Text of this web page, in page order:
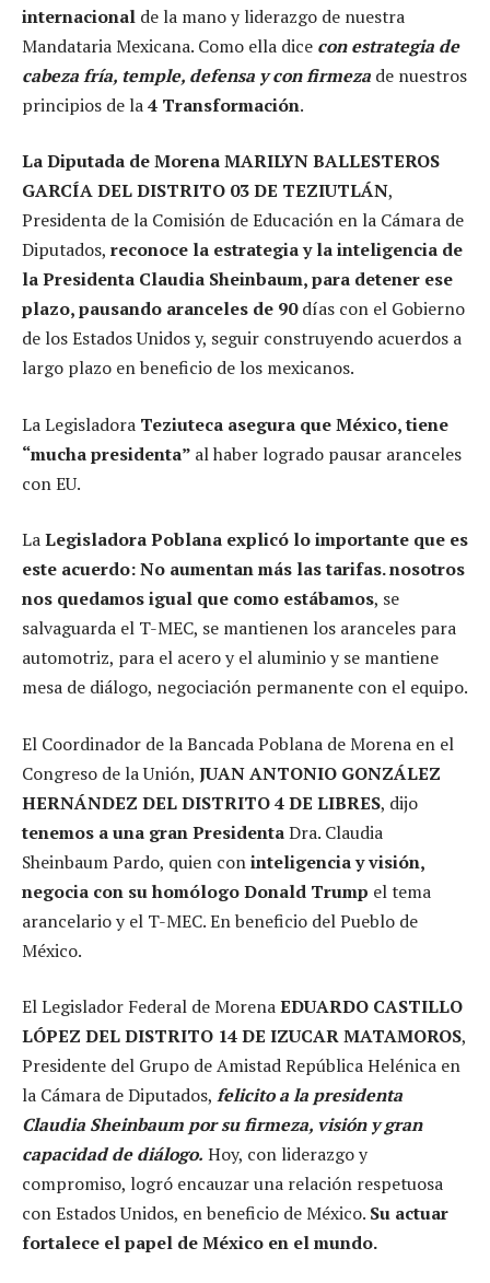
internacional de la mano y liderazgo de nuestra
Mandataria Mexicana. Como ella dice con estrategia de
cabeza fría, temple, defensa y con firmeza de nuestros
principios de la4 Transformación.
La Diputada de Morena MARILYN BALLESTEROS
GARCÍA DEL DISTRITO 03 DE TEZIUTLÁN,
Presidenta de la Comisión de Educación en la Cámara de
Diputados, reconoce la estrategia y la inteligencia de
la Presidenta Claudia Sheinbaum, para detener ese
plazo, pausando aranceles de 90días con el Gobierno
de los Estados Unidos y, seguir construyendo acuerdos a
largo plazo en beneficio de los mexicanos.
La Legisladora Teziuteca asegura que México, tiene
“mucha presidenta” al haber logrado pausar aranceles
con EU.
LaLegisladora Poblana explicó lo importante que es
este acuerdo: No aumentan más las tarifas. nosotros
nos quedamos igual que como estábamos, se
salvaguarda el T-MEC, se mantienen los aranceles para
automotriz, para el acero y el aluminio y se mantiene
mesa de diálogo, negociación permanente con el equipo.
El Coordinador de la Bancada Poblana de Morena en el
Congreso de la Unión, JUAN ANTONIO GONZÁLEZ
HERNÁNDEZ DEL DISTRITO 4 DE LIBRES, dijo
tenemos a una gran PresidentaDra. Claudia
Sheinbaum Pardo, quien coninteligencia y visión,
negocia con su homólogo Donald Trump el tema
arancelario y el T-MEC. En beneficio del Pueblo de
México.
El Legislador Federal de MorenaEDUARDO CASTILLO
LÓPEZ DEL DISTRITO 14 DE IZUCAR MATAMOROS,
Presidente del Grupo de Amistad República Helénica en
la Cámara de Diputados, felicito a la presidenta
Claudia Sheinbaum por su firmeza, visión y gran
capacidad de diálogo. Hoy, con liderazgo y
compromiso, logró encauzar una relación respetuosa
con Estados Unidos, en beneficio de México. Su actuar
fortalece el papel de México en el mundo.